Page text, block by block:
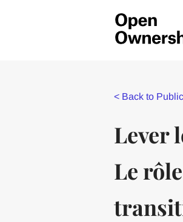
< Back to
Lever
Le